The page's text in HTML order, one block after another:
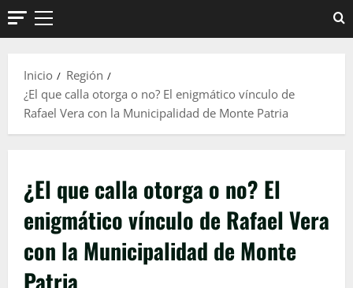
Menú
Inicio
Región
¿El que calla otorga o no? El enigmático vínculo de
Rafael Vera con la Municipalidad de Monte Patria
¿El que calla otorga o no? El
enigmático vínculo de Rafael Vera
con la Municipalidad de Monte
Patria